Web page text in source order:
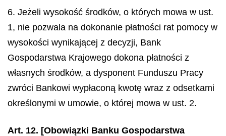
6. Jeżeli wysokość środków, o których mowa w ust.
1, nie pozwala na dokonanie płatności rat pomocy w
wysokości wynikającej z decyzji, Bank
Gospodarstwa Krajowego dokona płatności z
własnych środków, a dysponent Funduszu Pracy
zwróci Bankowi wypłaconą kwotę wraz z odsetkami
określonymi w umowie, o której mowa w ust. 2.
Art. 12. [Obowiązki Banku Gospodarstwa